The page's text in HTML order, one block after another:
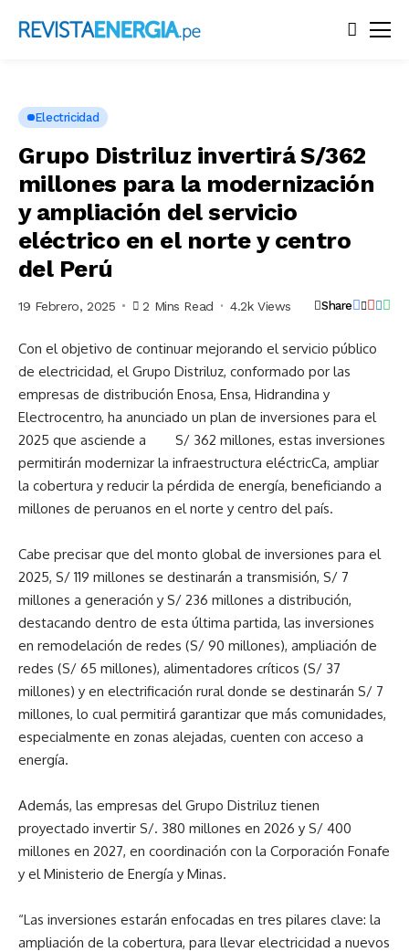
Electricidad
Grupo Distriluz invertirá S/362
millones para la modernización
y ampliación del servicio
eléctrico en el norte y centro
del Perú
19 Febrero, 2025 2 Mins Read 4.2k Views Share
Con el objetivo de continuar mejorando el servicio público
de electricidad, el Grupo Distriluz, conformado por las
empresas de distribución Enosa, Ensa, Hidrandina y
Electrocentro, ha anunciado un plan de inversiones para el
2025 que asciende a S/ 362 millones, estas inversiones
permitirán modernizar la infraestructura eléctricCa, ampliar
la cobertura y reducir la pérdida de energía, beneficiando a
millones de peruanos en el norte y centro del país.
Cabe precisar que del monto global de inversiones para el
2025, S/ 119 millones se destinarán a transmisión, S/ 7
millones a generación y S/ 236 millones a distribución,
destacando dentro de esta última partida, las inversiones
en remodelación de redes (S/ 90 millones), ampliación de
redes (S/ 65 millones), alimentadores críticos (S/ 37
millones) y en electrificación rural donde se destinarán S/ 7
millones, lo cual permitirá garantizar que más comunidades,
especialmente en zonas alejadas, cuenten con acceso a
energía.
Además, las empresas del Grupo Distriluz tienen
proyectado invertir S/. 380 millones en 2026 y S/ 400
millones en 2027, en coordinación con la Corporación Fonafe
y el Ministerio de Energía y Minas.
“Las inversiones estarán enfocadas en tres pilares clave: la
ampliación de la cobertura, para llevar electricidad a nuevos